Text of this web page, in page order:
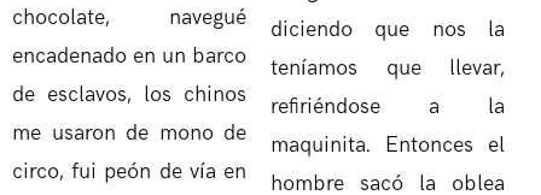
chocolate, navegué
encadenado en un barco
de esclavos, los chinos
me usaron de mono de
circo, fui peón de vía en
diciendo que nos la
teníamos que llevar,
refiriéndose a la
maquinita. Entonces el
hombre sacó la oblea